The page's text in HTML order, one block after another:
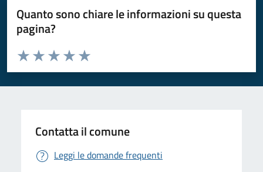
Quanto sono chiare le informazioni su questa
pagina?
Valuta da 1 a 5 stelle la pagina
Valuta 5 stelle su 5
Valuta 4 stelle su 5
Valuta 3 stelle su 5
Valuta 2 stelle su 5
Valuta 1 stelle su 5
Contatta il comune
Leggi le domande frequenti